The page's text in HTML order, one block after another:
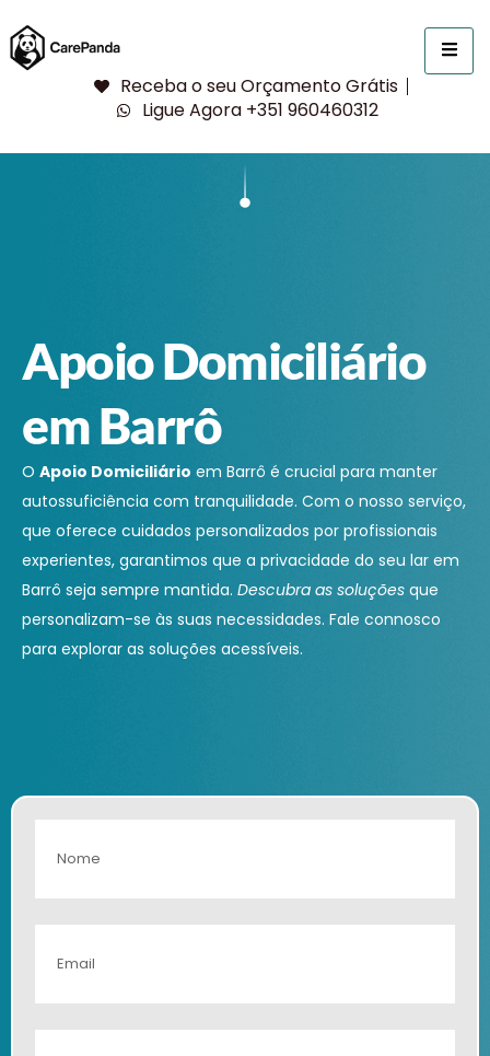
Receba o seu Orçamento Grátis
Ligue Agora +351 960460312
Apoio Domiciliário
em Barrô
O Apoio Domiciliário em Barrô é crucial para manter
autossuficiência com tranquilidade. Com o nosso serviço,
que oferece cuidados personalizados por profissionais
experientes, garantimos que a privacidade do seu lar em
Barrô seja sempre mantida. Descubra as soluções que
personalizam-se às suas necessidades. Fale connosco
para explorar as soluções acessíveis.